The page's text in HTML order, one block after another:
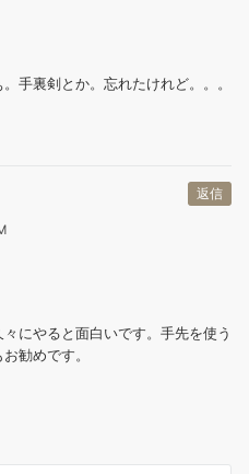
手裏剣とか。忘れたけれど。。。
返信
にやると面白いです。手先を使う
勧めです。